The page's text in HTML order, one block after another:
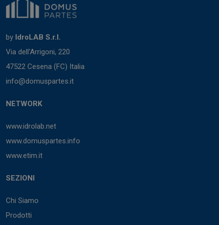
by IdroLAB S.r.l.
Via dell'Arrigoni, 220
47522 Cesena (FC) Italia
info@domuspartes.it
NETWORK
www.idrolab.net
www.domuspartes.info
www.etim.it
SEZIONI
Chi Siamo
Prodotti